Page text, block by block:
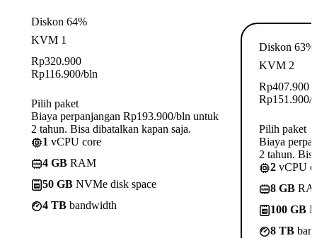
Diskon 64%
KVM 1
Rp320.900
Rp116.900/bln
Pilih paket
Biaya perpanjangan Rp193.900/bln untuk
2 tahun. Bisa dibatalkan kapan saja.
1 vCPU core
4 GB RAM
50 GB NVMe disk space
4 TB bandwidth
Diskon 63%
KVM 2
Rp407.900
Rp151.900/
Pilih paket
Biaya
2 tahun.
2 vCPU
8 GB
100 GB
8 TB